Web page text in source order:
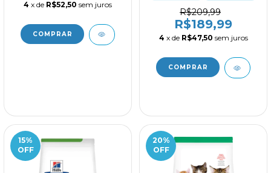
4 x de R$52,50 sem juros
R$209,99
R$189,99
4 x de R$47,50 sem juros
15%
OFF
20%
OFF